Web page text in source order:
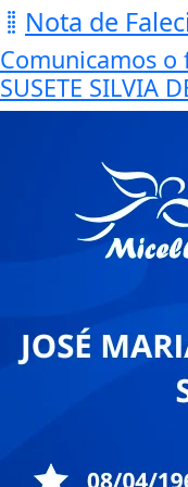
Nota de
Comunicamos o
SUSETE SILVIA